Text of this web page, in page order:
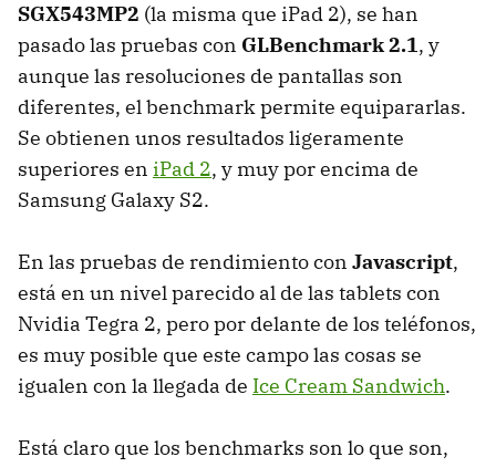
SGX543MP2 (la misma que iPad 2), se han
pasado las pruebas con GLBenchmark 2.1, y
aunque las resoluciones de pantallas son
diferentes, el benchmark permite equipararlas.
Se obtienen unos resultados ligeramente
superiores en iPad 2, y muy por encima de
Samsung Galaxy S2.
En las pruebas de rendimiento con Javascript,
está en un nivel parecido al de las tablets con
Nvidia Tegra 2, pero por delante de los teléfonos,
es muy posible que este campo las cosas se
igualen con la llegada de Ice Cream Sandwich.
Está claro que los benchmarks son lo que son,